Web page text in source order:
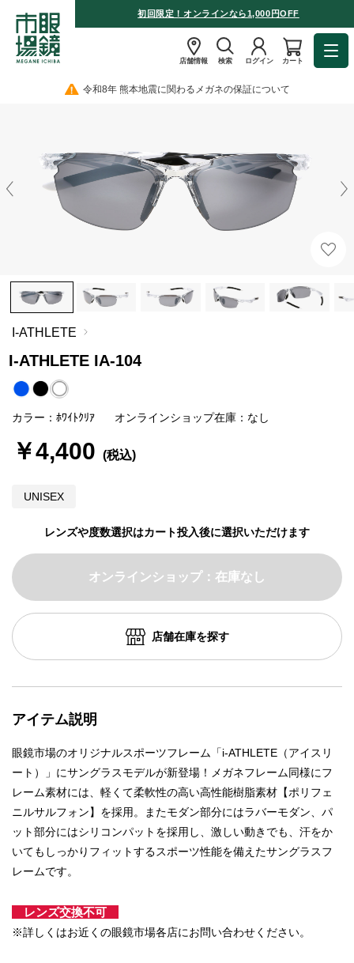
初回限定！オンラインなら1,000円OFF
店舗情報 検索 ログイン カート
令和8年 熊本地震に関わるメガネの保証について
I-ATHLETE
I-ATHLETE IA-104
UNISEX
カラー：ﾎﾜｲﾄｸﾘｱ オンラインショップ在庫：なし
レンズや度数選択はカート投入後に選択いただけます
￥4,400
オンラインショップ：在庫なし
店舗在庫を探す
アイテム説明
眼鏡市場のオリジナルスポーツフレーム「i-ATHLETE（アイスリ
ート）」にサングラスモデルが新登場！メガネフレーム同様にフ
レーム素材には、軽くて柔軟性の高い高性能樹脂素材【ポリフェ
ニルサルフォン】を採用。またモダン部分にはラバーモダン、パ
ット部分にはシリコンパットを採用し、激しい動きでも、汗をか
いてもしっかりフィットするスポーツ性能を備えたサングラスフ
レームです。
レンズ交換不可
※詳しくはお近くの眼鏡市場各店にお問い合わせください。